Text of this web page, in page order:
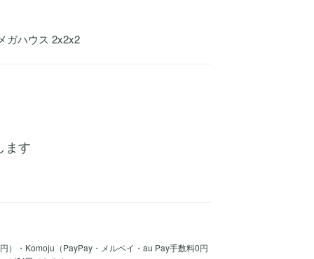
ガハウス 2x2x2
ます
）・Komoju（PayPay・メルペイ・au Pay手数料0円